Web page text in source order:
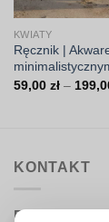
KWIATY
Ręcznik |
59,00 zł –
KONTAKT
Biuro obsługi: